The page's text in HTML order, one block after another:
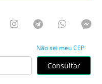
Não sei meu CEP
Consultar